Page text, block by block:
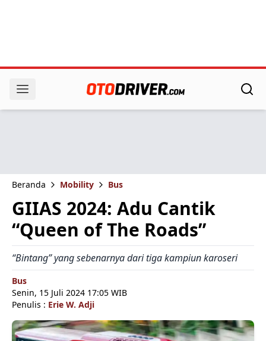
Beranda Mobility Bus
GIIAS 2024: Adu Cantik
“Queen of The Roads”
“Bintang” yang sebenarnya dari tiga kampiun karoseri
Bus
Senin, 15 Juli 2024 17:05 WIB
Penulis : Erie W. Adji